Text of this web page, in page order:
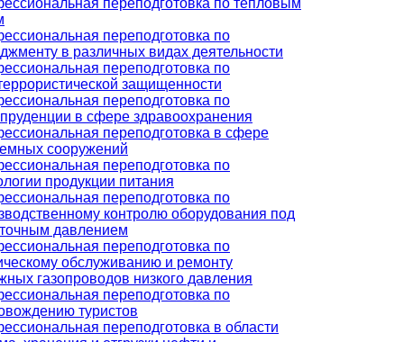
переподготовка по
в различных видах деятельности
переподготовка по
защищенности
переподготовка по
в сфере здравоохранения
переподготовка в сфере
сооружений
переподготовка по
продукции питания
переподготовка по
контролю оборудования под
давлением
переподготовка по
обслуживанию и ремонту
газопроводов низкого давления
переподготовка по
туристов
переподготовка в области